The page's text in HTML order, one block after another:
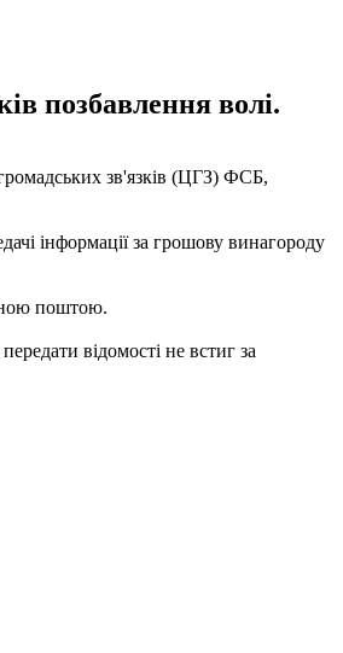
позбавлення волі.
зв'язків (ЦГЗ) ФСБ,
інформації за грошову винагороду
поштою.
відомості не встиг за